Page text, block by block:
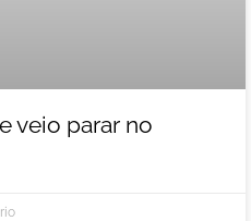
veio parar no